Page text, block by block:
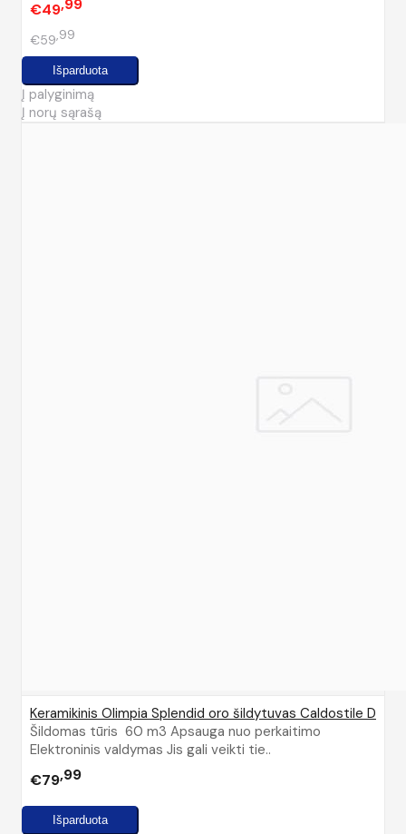
€49
€59 99
Į palyginimą
Į norų sąrašą
Keramikinis Olimpia Splendid oro šildytuvas Caldostile D
Šildomas tūris 60 m3 Apsauga nuo perkaitimo
Elektroninis valdymas Jis gali veikti tie..
€79 99